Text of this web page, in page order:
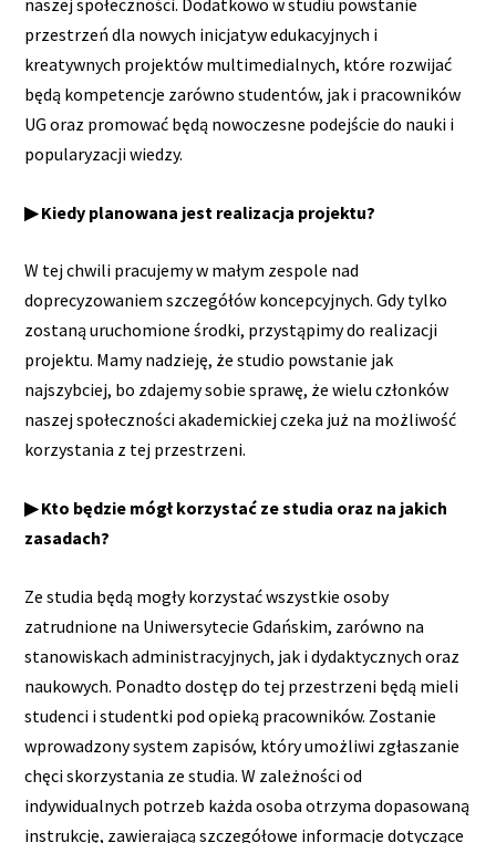
naszej społeczności. Dodatkowo w studiu powstanie
przestrzeń dla nowych inicjatyw edukacyjnych i
kreatywnych projektów multimedialnych, które rozwijać
będą kompetencje zarówno studentów, jak i pracowników
UG oraz promować będą nowoczesne podejście do nauki i
popularyzacji wiedzy.
▶ Kiedy planowana jest realizacja projektu?
W tej chwili pracujemy w małym zespole nad
doprecyzowaniem szczegółów koncepcyjnych. Gdy tylko
zostaną uruchomione środki, przystąpimy do realizacji
projektu. Mamy nadzieję, że studio powstanie jak
najszybciej, bo zdajemy sobie sprawę, że wielu członków
naszej społeczności akademickiej czeka już na możliwość
korzystania z tej przestrzeni.
▶ Kto będzie mógł korzystać ze studia oraz na jakich
zasadach?
Ze studia będą mogły korzystać wszystkie osoby
zatrudnione na Uniwersytecie Gdańskim, zarówno na
stanowiskach administracyjnych, jak i dydaktycznych oraz
naukowych. Ponadto dostęp do tej przestrzeni będą mieli
studenci i studentki pod opieką pracowników. Zostanie
wprowadzony system zapisów, który umożliwi zgłaszanie
chęci skorzystania ze studia. W zależności od
indywidualnych potrzeb każda osoba otrzyma dopasowaną
instrukcję, zawierającą szczegółowe informacje dotyczące